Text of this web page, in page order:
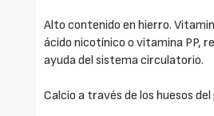
Alto contenido en hierro.
ácido nicotínico o vitamina PP,
ayuda del sistema circulatorio.
Calcio a través de los huesos del